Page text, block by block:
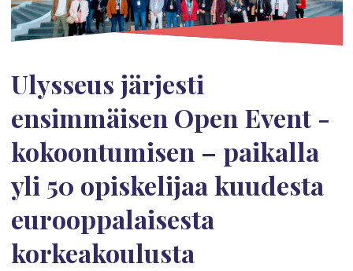
Ulysseus järjesti
ensimmäisen Open Event -
kokoontumisen – paikalla
yli 50 opiskelijaa kuudesta
eurooppalaisesta
korkeakoulusta